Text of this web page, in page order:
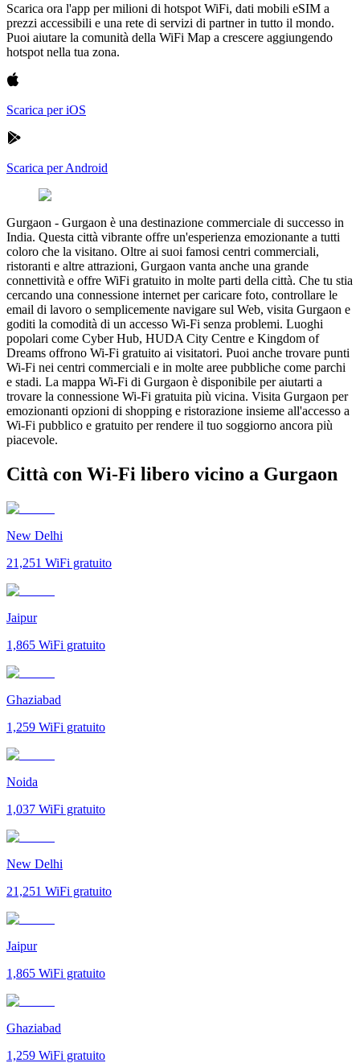
Scarica ora l'app per milioni di hotspot WiFi, dati mobili eSIM a
prezzi accessibili e una rete di servizi di partner in tutto il mondo.
Puoi aiutare la comunità della WiFi Map a crescere aggiungendo
hotspot nella tua zona.
Scarica per iOS
Scarica per Android
Gurgaon - Gurgaon è una destinazione commerciale di successo in
India. Questa città vibrante offre un'esperienza emozionante a tutti
coloro che la visitano. Oltre ai suoi famosi centri commerciali,
ristoranti e altre attrazioni, Gurgaon vanta anche una grande
connettività e offre WiFi gratuito in molte parti della città. Che tu stia
cercando una connessione internet per caricare foto, controllare le
email di lavoro o semplicemente navigare sul Web, visita Gurgaon e
goditi la comodità di un accesso Wi-Fi senza problemi. Luoghi
popolari come Cyber Hub, HUDA City Centre e Kingdom of
Dreams offrono Wi-Fi gratuito ai visitatori. Puoi anche trovare punti
Wi-Fi nei centri commerciali e in molte aree pubbliche come parchi
e stadi. La mappa Wi-Fi di Gurgaon è disponibile per aiutarti a
trovare la connessione Wi-Fi gratuita più vicina. Visita Gurgaon per
emozionanti opzioni di shopping e ristorazione insieme all'accesso a
Wi-Fi pubblico e gratuito per rendere il tuo soggiorno ancora più
piacevole.
Città con Wi-Fi libero vicino a Gurgaon
New Delhi
21,251 WiFi gratuito
Jaipur
1,865 WiFi gratuito
Ghaziabad
1,259 WiFi gratuito
Noida
1,037 WiFi gratuito
New Delhi
21,251 WiFi gratuito
Jaipur
1,865 WiFi gratuito
Ghaziabad
1,259 WiFi gratuito